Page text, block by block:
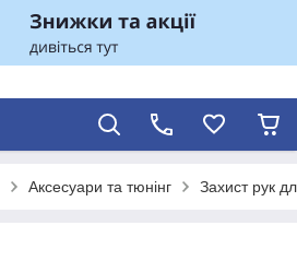
Аксесуари та тюнінг Захист рук